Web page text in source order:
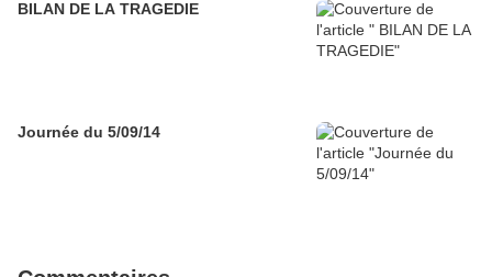
BILAN DE LA TRAGEDIE
Journée du 5/09/14